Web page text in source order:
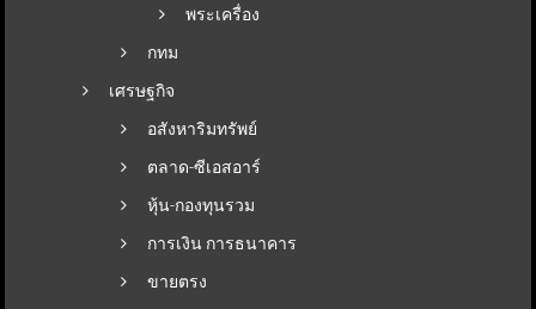
พระเครื่อง
กทม
เศรษฐกิจ
อสังหาริมทรัพย์
ตลาด-ซีเอสอาร์
หุ้น-กองทุนรวม
การเงิน การธนาคาร
ขายตรง